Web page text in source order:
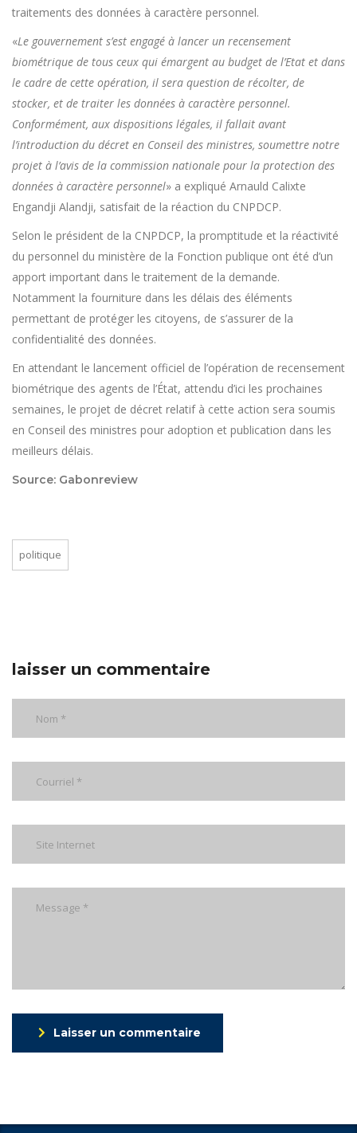
traitements des données à caractère personnel.
«Le gouvernement s’est engagé à lancer un recensement
biométrique de tous ceux qui émargent au budget de l’Etat et dans
le cadre de cette opération, il sera question de récolter, de
stocker, et de traiter les données à caractère personnel.
Conformément, aux dispositions légales, il fallait avant
l’introduction du décret en Conseil des ministres, soumettre notre
projet à l’avis de la commission nationale pour la protection des
données à caractère personnel» a expliqué Arnauld Calixte
Engandji Alandji, satisfait de la réaction du CNPDCP.
Selon le président de la CNPDCP, la promptitude et la réactivité
du personnel du ministère de la Fonction publique ont été d’un
apport important dans le traitement de la demande.
Notamment la fourniture dans les délais des éléments
permettant de protéger les citoyens, de s’assurer de la
confidentialité des données.
En attendant le lancement officiel de l’opération de recensement
biométrique des agents de l’État, attendu d’ici les prochaines
semaines, le projet de décret relatif à cette action sera soumis
en Conseil des ministres pour adoption et publication dans les
meilleurs délais.
Source: Gabonreview
politique
laisser un commentaire
Laisser un commentaire